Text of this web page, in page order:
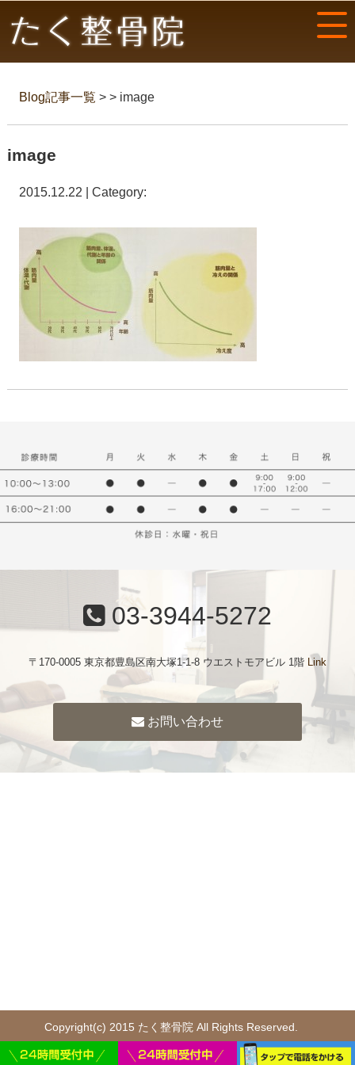
Blog記事一覧 > > image
image
2015.12.22 | Category:
03-3944-5272
〒170-0005 東京都豊島区南大塚1-1-8 ウエストモアビル 1階 Link
お問い合わせ
Copyright(c) 2015 たく整骨院 All Rights Reserved.